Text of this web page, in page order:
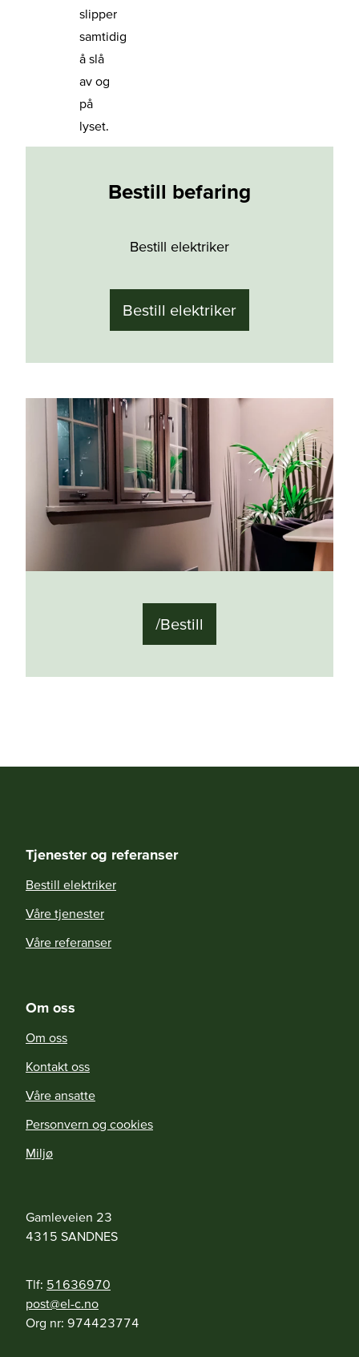
slipper
samtidig
å slå
av og
på
lyset.
Bestill befaring
Bestill elektriker
Bestill elektriker
/Bestill
Gamleveien 23
4315 SANDNES
Tlf: 51636970
on.c-le@tsop
Org nr: 974423774
Tjenester og referanser
Bestill elektriker
Våre tjenester
Våre referanser
Om oss
Om oss
Kontakt oss
Våre ansatte
Personvern og cookies
Miljø